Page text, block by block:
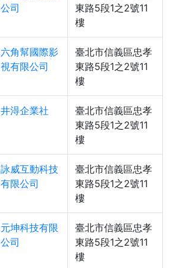
公司
東路5段1之2號11
樓
六角幫國際影
視有限公司
臺北市信義區忠孝
東路5段1之2號11
樓
井淂企業社
臺北市信義區忠孝
東路5段1之2號11
樓
詠威互動科技
有限公司
臺北市信義區忠孝
東路5段1之2號11
樓
元坤科技有限
公司
臺北市信義區忠孝
東路5段1之2號11
樓